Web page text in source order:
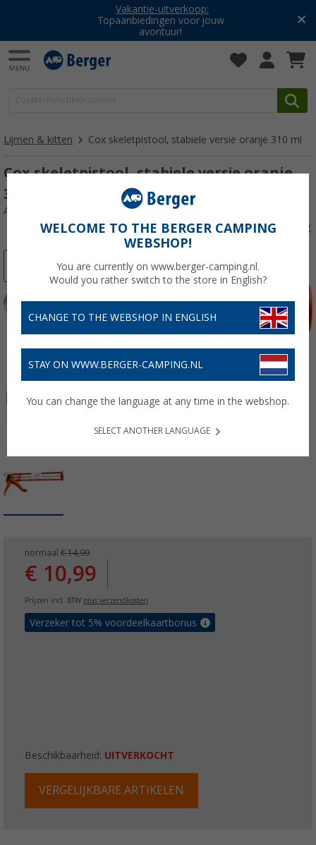
Vakantie-uitverkoop:
Topaanbiedingen voor jouw
avontuur!
Lijmen & kitten Cox skeletpistool, stabiele versie oranje 310 ml
Cox skeletpistool, stabiele versie oranje
310 ml
Artikelnr: 213615
normaal € 14,99
€ 10,99
Prijzen incl. BTW plus verzendkosten
Verzeker tot 5% voordeelkaartbonus
Beschikbaarheid: UITVERKOCHT
VERGELIJKBARE ARTIKELEN
WELCOME TO THE BERGER CAMPING
WEBSHOP!
You are currently on www.berger-camping.nl.
Would you rather switch to the store in English?
CHANGE TO THE WEBSHOP IN ENGLISH
STAY ON WWW.BERGER-CAMPING.NL
You can change the language at any time in the webshop.
SELECT ANOTHER LANGUAGE